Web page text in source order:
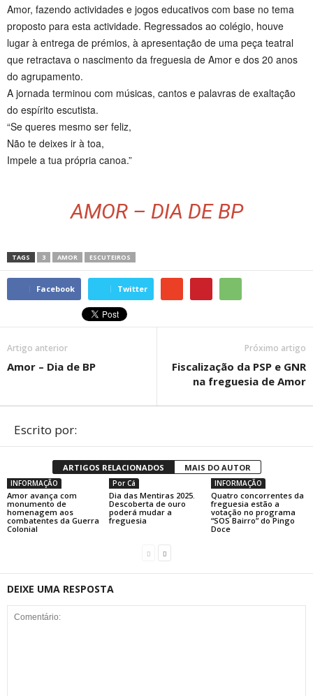
Amor, fazendo actividades e jogos educativos com base no tema
proposto para esta actividade. Regressados ao colégio, houve
lugar à entrega de prémios, à apresentação de uma peça teatral
que retractava o nascimento da freguesia de Amor e dos 20 anos
do agrupamento.
A jornada terminou com músicas, cantos e palavras de exaltação
do espírito escutista.
“Se queres mesmo ser feliz,
Não te deixes ir à toa,
Impele a tua própria canoa.”
AMOR – DIA DE BP
TAGS 3 AMOR ESCUTEIROS
Facebook Twitter
Artigo anterior
Amor – Dia de BP
Próximo artigo
Fiscalização da PSP e GNR
na freguesia de Amor
Escrito por:
ARTIGOS RELACIONADOS MAIS DO AUTOR
INFORMAÇÃO
Amor avança com
monumento de
homenagem aos
combatentes da Guerra
Colonial
Por Cá
Dia das Mentiras 2025.
Descoberta de ouro
poderá mudar a
freguesia
INFORMAÇÃO
Quatro concorrentes da
freguesia estão a
votação no programa
“SOS Bairro” do Pingo
Doce
DEIXE UMA RESPOSTA